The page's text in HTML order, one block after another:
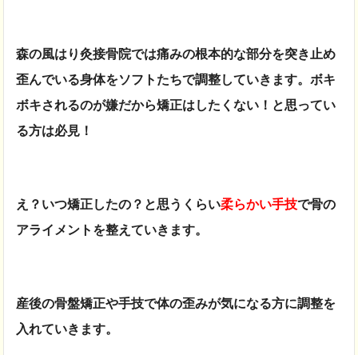
森の風はり灸接骨院では痛みの根本的な部分を突き止め
歪んでいる身体をソフトたちで調整していきます。ボキ
ボキされるのが嫌だから矯正はしたくない！と思ってい
る方は必見！
え？いつ矯正したの？と思うくらい柔らかい手技で骨の
アライメントを整えていきます。
産後の骨盤矯正や手技で体の歪みが気になる方に調整を
入れていきます。